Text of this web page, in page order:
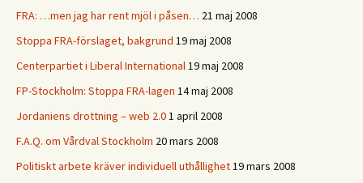
FRA: …men jag har rent mjöl i påsen… 21 maj 2008
Stoppa FRA-förslaget, bakgrund 19 maj 2008
Centerpartiet i Liberal International19 maj 2008
FP-Stockholm: Stoppa FRA-lagen 14 maj 2008
Jordaniens drottning – web 2.01 april 2008
F.A.Q. om Vårdval Stockholm 20 mars 2008
Politiskt arbete kräver individuell uthållighet19 mars 2008